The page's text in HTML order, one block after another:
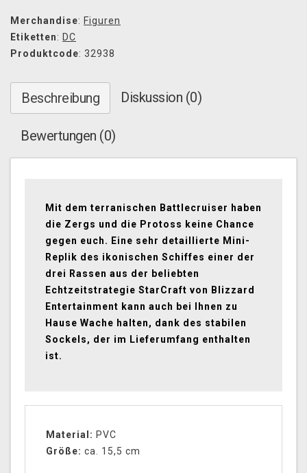
Merchandise: Figuren
Etiketten: DC
Produktcode: 32938
Beschreibung Diskussion (0)
Bewertungen (0)
Mit dem terranischen Battlecruiser haben
die Zergs und die Protoss keine Chance
gegen euch. Eine sehr detaillierte Mini-
Replik des ikonischen Schiffes einer der
drei Rassen aus der beliebten
Echtzeitstrategie StarCraft von Blizzard
Entertainment kann auch bei Ihnen zu
Hause Wache halten, dank des stabilen
Sockels, der im Lieferumfang enthalten
ist.
Material: PVC
Größe: ca. 15,5 cm